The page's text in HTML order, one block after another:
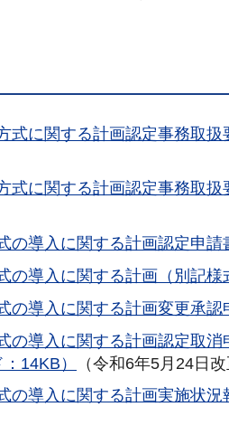
式に関する計画認定事務取扱
式に関する計画認定事務取扱
の導入に関する計画認定申請
の導入に関する計画（別記様
の導入に関する計画変更承認
の導入に関する計画認定取消
14KB）
（令和6年5月24日改
の導入に関する計画実施状